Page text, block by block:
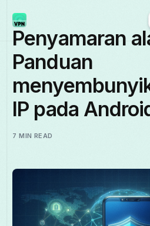
Download free
Penyamaran
Panduan
IP pada
7 MIN READ